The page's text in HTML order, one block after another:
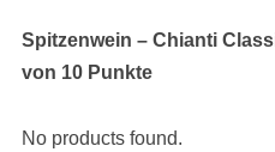
Spitzenwein – Chianti
von 10 Punkte
No products found.